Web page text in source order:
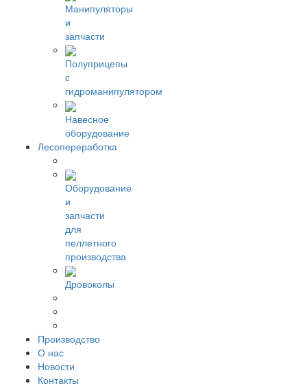
Манипуляторы
и
запчасти
Полуприцепы
с
гидроманипулятором
Навесное
оборудование
Лесопереработка
Оборудование
и
запчасти
для
пеллетного
производства
Дровоколы
Производство
О нас
Новости
Контакты